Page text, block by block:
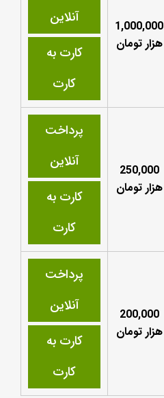
1,000,000
هزار تومان
آنلاین
کارت به
کارت
250,000
هزار تومان
پرداخت
آنلاین
کارت به
کارت
200,000
هزار تومان
پرداخت
آنلاین
کارت به
کارت